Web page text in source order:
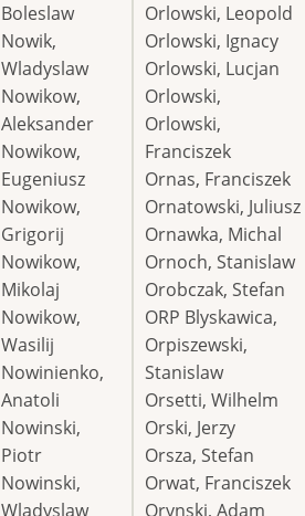
Boleslaw
Nowik,
Wladyslaw
Nowikow,
Aleksander
Nowikow,
Eugeniusz
Nowikow,
Grigorij
Nowikow,
Mikolaj
Nowikow,
Wasilij
Nowinienko,
Anatoli
Nowinski,
Piotr
Nowinski,
Wladyslaw
Orlowski, Leopold
Orlowski, Ignacy
Orlowski, Lucjan
Orlowski,
Orlowski,
Franciszek
Ornas, Franciszek
Ornatowski, Juliusz
Ornawka, Michal
Ornoch, Stanislaw
Orobczak, Stefan
ORP Blyskawica,
Orpiszewski,
Stanislaw
Orsetti, Wilhelm
Orski, Jerzy
Orsza, Stefan
Orwat, Franciszek
Orynski, Adam